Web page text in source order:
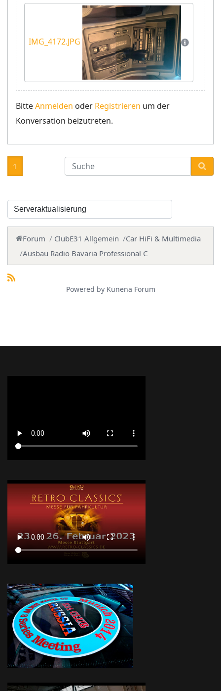
IMG_4172.JPG
BitteAnmelden oder Registrieren um der
Konversation beizutreten.
1
Forum ClubE31 Allgemein
Car HiFi & Multimedia
Ausbau Radio Bavaria Professional C
Powered by Kunena Forum